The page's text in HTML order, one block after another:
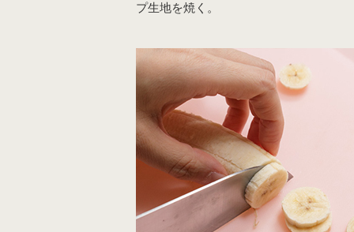
プ生地を焼く。